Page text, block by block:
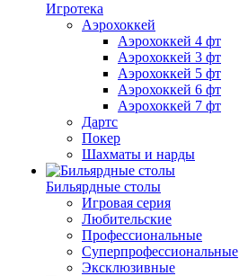
Игротека
Аэрохоккей
Аэрохоккей 4 фт
Аэрохоккей 3 фт
Аэрохоккей 5 фт
Аэрохоккей 6 фт
Аэрохоккей 7 фт
Дартс
Покер
Шахматы и нарды
Бильярдные столы
Игровая серия
Любительские
Профессиональные
Суперпрофессиональные
Эксклюзивные